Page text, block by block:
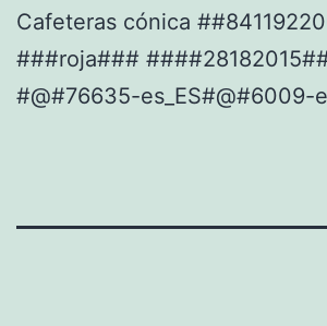
Cafeteras cónica
###roja###
#@#76635-es_ES#@#6009-